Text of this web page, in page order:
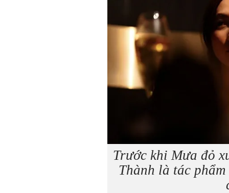
Trước khi Mưa đỏ
Thành là tác